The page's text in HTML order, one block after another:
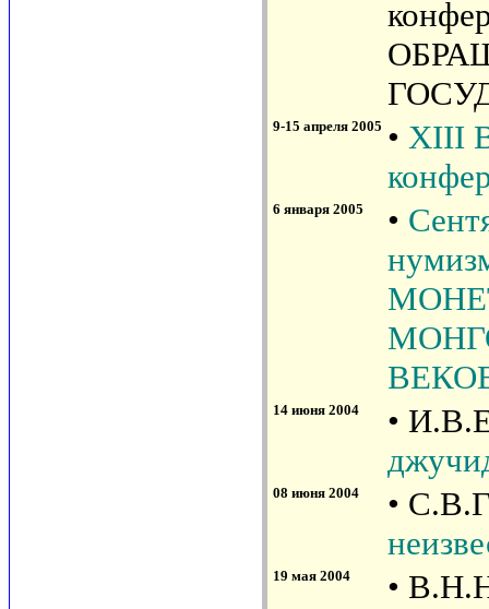
9-15 апреля 2005 • XIII
6 января 2005 •
14 июня 2004
•
08 июня 2004
•
19 мая 2004
•